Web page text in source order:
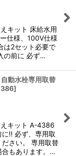
キット 床給水用
仕様、100V仕様
は2セット必要で
の前に 必ず…
動水栓専用取替
]
キット A-4386
!! 必ず、専用取
さい。 専用取替
合もあります。…